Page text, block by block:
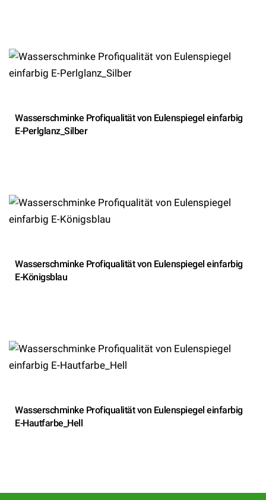
Wasserschminke Profiqualität von Eulenspiegel einfarbig
E-Perlglanz_Silber
Wasserschminke Profiqualität von Eulenspiegel einfarbig
E-Königsblau
Wasserschminke Profiqualität von Eulenspiegel einfarbig
E-Hautfarbe_Hell